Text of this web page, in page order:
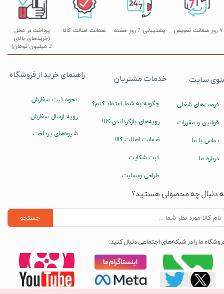
پشتیبانی 7 روز هفته
پرداخت در محل
(خریدهای بالای
2 میلیون تومان)
۷ روز ضمانت تعویض ضمانت اصالت کالا
راهنمای خرید از فروشگاه
نحوه ثبت سفارش
رویه ارسال سفارش
شیوه‌های پرداخت
خدمات مشتریان
چگونه به شما اعتماد کنم؟
رویه‌های بازگرداندن کالا
ضمانت اصالت کالا
ثبت شکایت
طراحی وبسایت
سایت
فرصت‌های شغلی
قوانین و مقررات
تماس با ما
درباره ما
دنبال چه محصولی هستید؟
جستجو
ما را در شبکه‌های اجتماعی دنبال کنید: